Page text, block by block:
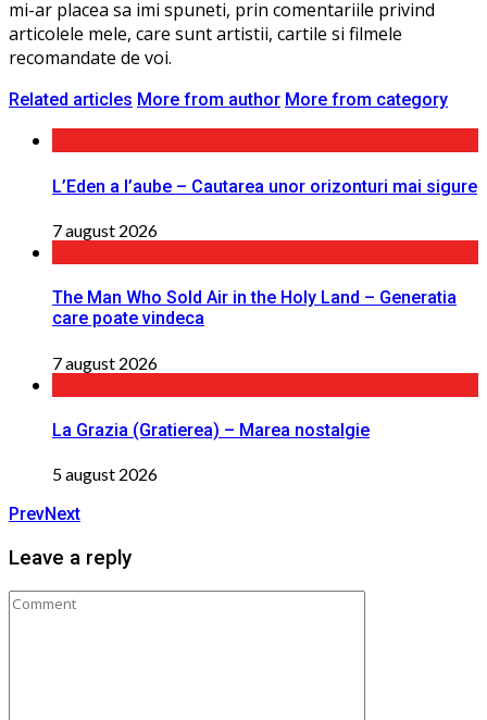
mi-ar placea sa imi spuneti, prin comentariile privind
articolele mele, care sunt artistii, cartile si filmele
recomandate de voi.
Related articles More from author More from category
L’Eden a I’aube – Cautarea unor orizonturi mai sigure
7 august 2026
The Man Who Sold Air in the Holy Land – Generatia
care poate vindeca
7 august 2026
La Grazia (Gratierea) – Marea nostalgie
5 august 2026
PrevNext
Leave a reply